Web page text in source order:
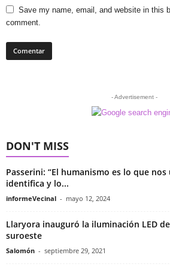
Save my name, email, and website in this
comment.
- Advertisement -
DON'T MISS
Passerini: “El humanismo es lo que
identifica y lo...
informeVecinal - mayo 12, 2024
Llaryora inauguró la iluminación LED
suroeste
Salomón - septiembre 29, 2021